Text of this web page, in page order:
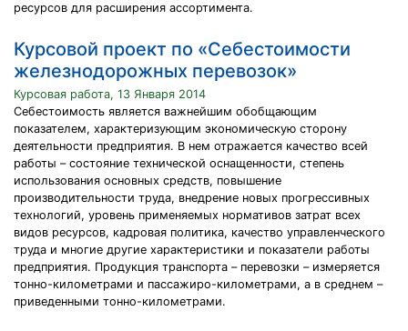
ресурсов для расширения ассортимента.
Курсовой проект по «Себестоимости
железнодорожных перевозок»
Курсовая работа, 13 Января 2014
Себестоимость является важнейшим обобщающим
показателем, характеризующим экономическую сторону
деятельности предприятия. В нем отражается качество всей
работы – состояние технической оснащенности, степень
использования основных средств, повышение
производительности труда, внедрение новых прогрессивных
технологий, уровень применяемых нормативов затрат всех
видов ресурсов, кадровая политика, качество управленческого
труда и многие другие характеристики и показатели работы
предприятия. Продукция транспорта – перевозки – измеряется
тонно-километрами и пассажиро-километрами, а в среднем –
приведенными тонно-километрами.